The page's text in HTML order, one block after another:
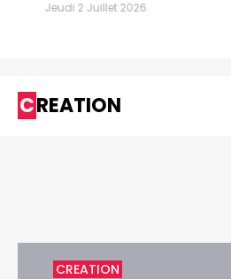
Jeudi 2 Juillet 2026
CREATION
CREATION